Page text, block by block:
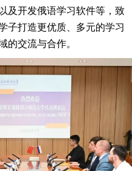
及开发俄语学习软件等，致
子打造更优质、多元的学习
的交流与合作。